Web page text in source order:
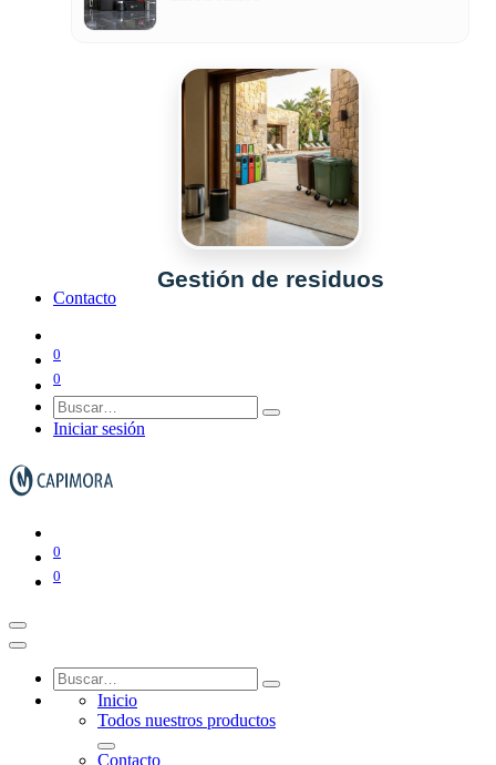
Gestión de residuos
Contacto
0
0
Iniciar sesión
0
0
Inicio
Todos nuestros productos
Contacto